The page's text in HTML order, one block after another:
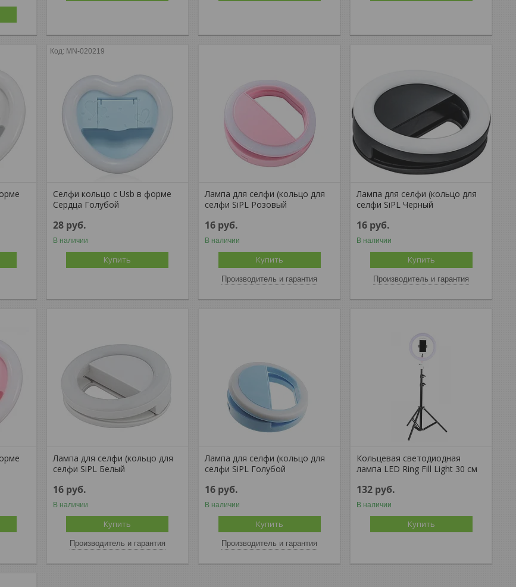
MN-020219
Селфи кольцо c Usb в форме
Сердца Голубой
28 руб.
В наличии
Купить
Лампа для селфи (кольцо для
селфи SiPL Розовый
16 руб.
В наличии
Купить
Производитель и гарантия
Лампа для селфи (кольцо для
селфи SiPL Черный
16 руб.
В наличии
Купить
Производитель и гарантия
Лампа для селфи (кольцо для
селфи SiPL Белый
16 руб.
В наличии
Купить
Производитель и гарантия
Лампа для селфи (кольцо для
селфи SiPL Голубой
16 руб.
В наличии
Купить
Производитель и гарантия
Кольцевая светодиодная
лампа LED Ring Fill Light 30 см
132 руб.
В наличии
Купить